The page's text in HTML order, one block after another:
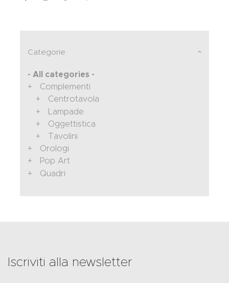
Categorie
- All categories -
Complementi
Centrotavola
Lampade
Oggettistica
Tavolini
Orologi
Pop Art
Quadri
Iscriviti alla newsletter